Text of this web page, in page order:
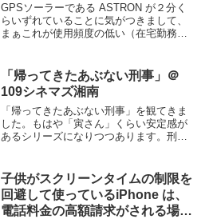
GPSソーラーである ASTRON が２分く
らいずれていることに気がつきまして、
まぁこれが使用頻度の低い（在宅勤務多
押しで強制GPS受信。すると、インジケ
ーターが「時...
「帰ってきたあぶない刑事」＠
109シネマズ湘南
「帰ってきたあぶない刑事」を観てきま
した。もはや「寅さん」くらい安定感が
あるシリーズになりつつあります。刑事
頭〜東神奈川の間あたりで話が展開しま
すが、前作(2016年)同...
子供がスクリーンタイムの制限を
回避して使っているiPhone は、
電話料金の高額請求がされる場合